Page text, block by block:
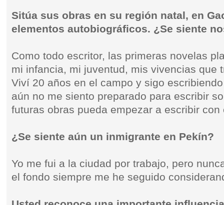
Sitúa sus obras en su región natal, en
elementos autobiográficos. ¿Se siente
Como todo escritor, las primeras novelas
mi infancia, mi juventud, mis vivencias que
Viví 20 años en el campo y sigo
aún no me siento preparado para escribir
futuras obras pueda empezar a escribir
¿Se siente aún un inmigrante en Pekín?
Yo me fui a la ciudad por trabajo, pero
el fondo siempre me he seguido